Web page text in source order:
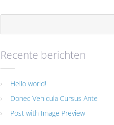
Recente berichten
Hello world!
Donec Vehicula Cursus Ante
Post with Image Preview